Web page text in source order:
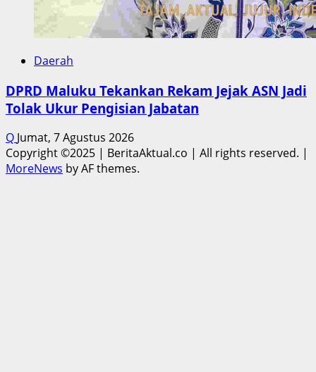
Daerah
DPRD Maluku Tekankan Rekam Jejak ASN Jadi
Tolak Ukur Pengisian Jabatan
Q Jumat, 7 Agustus 2026
Copyright ©2025 | BeritaAktual.co | All rights reserved. |
MoreNews by AF themes.